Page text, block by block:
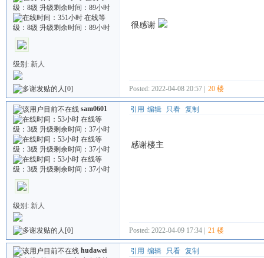
级别: 新人
[0]
很感谢
Posted: 2022-04-08 20:57 | 20 楼
sam0601
级别: 新人
[0]
引用 编辑 只看 复制
感谢楼主
Posted: 2022-04-09 17:34 | 21 楼
hudawei 引用 编辑 只看 复制